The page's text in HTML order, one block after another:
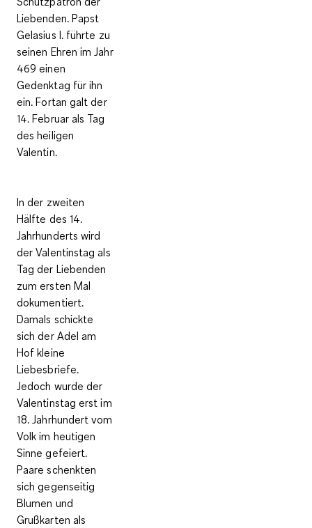
Liebenden. Papst
Gelasius I. führte zu
seinen Ehren im Jahr
469 einen
Gedenktag für ihn
ein. Fortan galt der
14. Februar als Tag
des heiligen
Valentin.
In der zweiten
Hälfte des 14.
Jahrhunderts wird
der Valentinstag als
Tag der Liebenden
zum ersten Mal
dokumentiert.
Damals schickte
sich der Adel am
Hof kleine
Liebesbriefe.
Jedoch wurde der
Valentinstag erst im
18. Jahrhundert vom
Volk im heutigen
Sinne gefeiert.
Paare schenkten
sich gegenseitig
Blumen und
Grußkarten als